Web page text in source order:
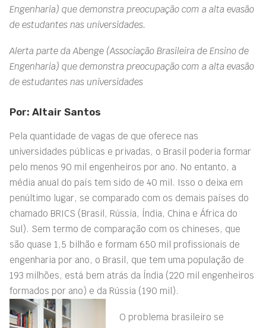
Engenharia) que demonstra preocupação com a alta evasão
de estudantes nas universidades.
Alerta parte da Abenge (Associação Brasileira de Ensino de
Engenharia) que demonstra preocupação com a alta evasão
de estudantes nas universidades
Por: Altair Santos
Pela quantidade de vagas de que oferece nas
universidades públicas e privadas, o Brasil poderia formar
pelo menos 90 mil engenheiros por ano. No entanto, a
média anual do país tem sido de 40 mil. Isso o deixa em
penúltimo lugar, se comparado com os demais países do
chamado BRICS (Brasil, Rússia, Índia, China e África do
Sul). Sem termo de comparação com os chineses, que
são quase 1,5 bilhão e formam 650 mil profissionais de
engenharia por ano, o Brasil, que tem uma população de
193 milhões, está bem atrás da Índia (220 mil engenheiros
formados por ano) e da Rússia (190 mil).
O problema brasileiro se